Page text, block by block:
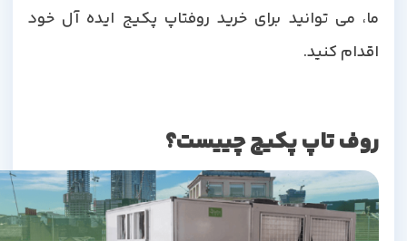
ما، می توانید برای خرید روفتاپ پکیج ایده آل خود
اقدام کنید.
روف تاپ پکیج چییست؟